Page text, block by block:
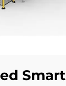
Smart